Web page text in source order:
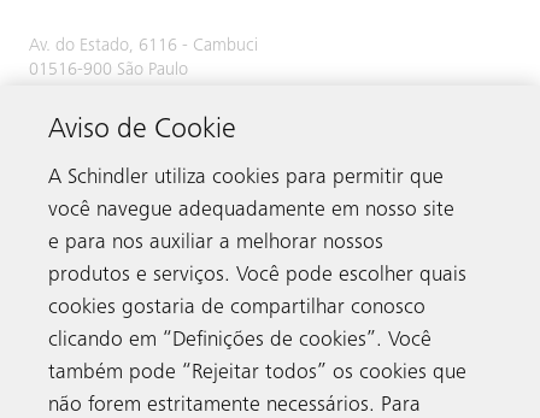
Av. do Estado, 6116 - Cambuci
01516-900 São Paulo
Contato
Aviso de Cookie
A Schindler utiliza cookies para permitir que
você navegue adequadamente em nosso site
e para nos auxiliar a melhorar nossos
produtos e serviços. Você pode escolher quais
cookies gostaria de compartilhar conosco
clicando em “Definições de cookies”. Você
também pode “Rejeitar todos” os cookies que
não forem estritamente necessários. Para